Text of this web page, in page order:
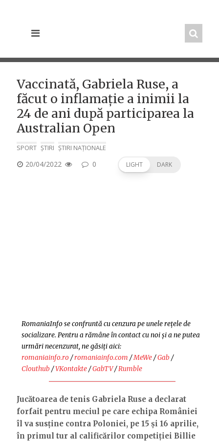
Vaccinată, Gabriela Ruse, a
făcut o inflamație a inimii la
24 de ani după participarea la
Australian Open
SPORT ȘTIRI ȘTIRI NAȚIONALE
POSTED
20/04/2022 0 LIGHT DARK
RomaniaInfo se confruntă cu cenzura pe unele rețele de
socializare. Pentru a rămâne în contact cu noi și a ne putea
urmări necenzurat, ne găsiți aici:
romaniainfo.ro/romaniainfo.com /MeWe/Gab /
Clouthub /VKontakte/GabTV/Rumble
Jucătoarea de tenis Gabriela Ruse a declarat
forfait pentru meciul pe care echipa României
îl va susține contra Poloniei, pe 15 și 16 aprilie,
în primul tur al calificărilor competiției Billie